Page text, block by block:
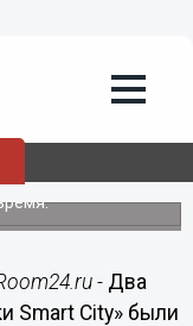
City»
- Два
Smart City» были